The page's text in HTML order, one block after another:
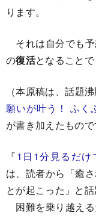
ります。
それは自分でも
の復活となることで
（本原稿は、話題
願いが叶う！ ふく
が書き加えたもので
『1日1分見るだけ
は、読者から「癒
とが起こった」と話
困難を乗り越え